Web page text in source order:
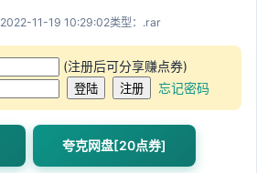
11-19 10:29:02类型：.rar
(注册后可分享赚点券)
忘记密码
夸克网盘[20点券]